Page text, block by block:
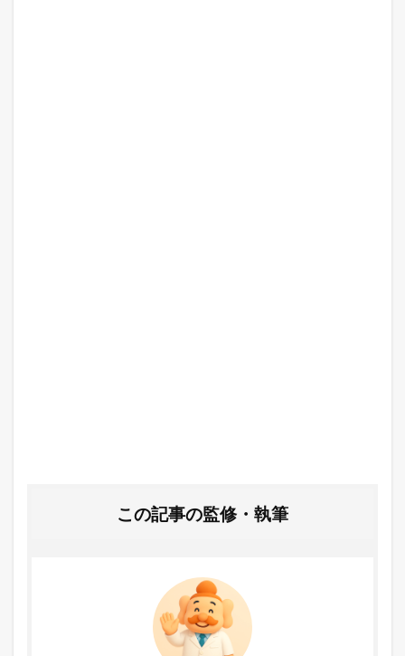
この記事の監修・執筆